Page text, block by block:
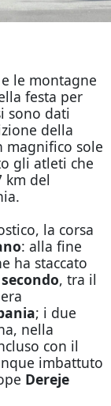
le montagne
festa per
sono dati
della
magnifico sole
gli atleti che
km del
la corsa
: alla fine
ha staccato
, tra il
; i due
nella
con il
imbattuto
Dereje